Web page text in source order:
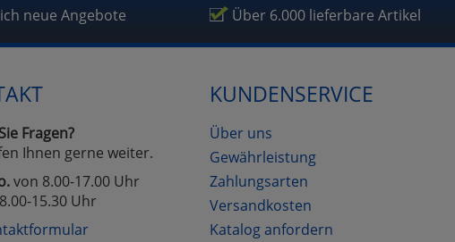
neue Angebote Über 6.000 lieferbare Artikel
Fragen?
Ihnen gerne weiter.
von 8.00-17.00 Uhr
15.30 Uhr
KUNDENSERVICE
Über uns
Gewährleistung
Zahlungsarten
Versandkosten
Katalog anfordern